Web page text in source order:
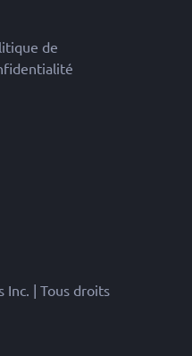
de
Inc. | Tous droits